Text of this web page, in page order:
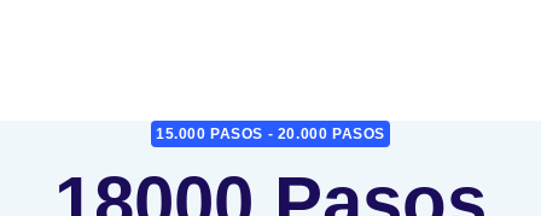
15.000 PASOS - 20.000 PASOS